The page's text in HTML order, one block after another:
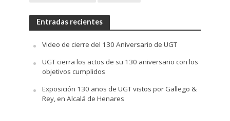
Entradas recientes
Video de cierre del 130 Aniversario de UGT
UGT cierra los actos de su 130 aniversario con los
objetivos cumplidos
Exposición 130 años de UGT vistos por Gallego &
Rey, en Alcalá de Henares